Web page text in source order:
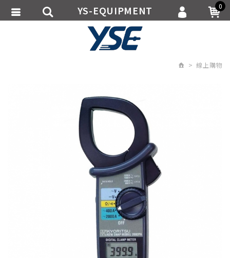
線上購物
YS-EQUIPMENT 0
會員登入
會員註冊
追蹤清單
匯款通知
繁體中文